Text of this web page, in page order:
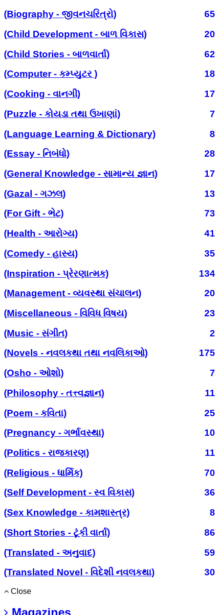
(Biography - જીવનચરિત્રો)
65
(Child Development - બાળ વિકાસ)
20
(Child Stories - બાળવાર્તા)
62
(Computer - કમ્પ્યુટર )
18
(Cooking - વાનગી)
17
(Puzzle - કોયડા તથા ઉખાણાં)
7
(Language Learning & Dictionary)
8
(Essay - નિબંધો)
28
(General Knowledge - સામાન્ય જ્ઞાન)
17
(Gazal - ગઝલ)
13
(For Gift - ભેટ)
73
(Health - આરોગ્ય)
41
(Comedy - હાસ્ય)
35
(Inspiration - પ્રેરણાત્મક)
134
(Management - વ્યવસ્થા સંચાલન)
20
(Miscellaneous - વિવિધ વિષય)
23
(Music - સંગીત)
2
(Novels - નવલકથા તથા નવલિકાઓ)
175
(Osho - ઓશો)
7
(Philosophy - તત્ત્વજ્ઞાન)
11
(Poem - કવિતા)
25
(Pregnancy - ગર્ભાવસ્થા)
10
(Politics - રાજકારણ)
11
(Religious - ધાર્મિક)
70
(Self Development - સ્વ વિકાસ)
36
(Sex Knowledge - કામશાસ્ત્ર)
8
(Short Stories - ટૂંકી વાર્તા)
86
(Translated - અનુવાદ)
59
(Translated Novel - વિદેશી નવલકથા)
30
Close
Magazines